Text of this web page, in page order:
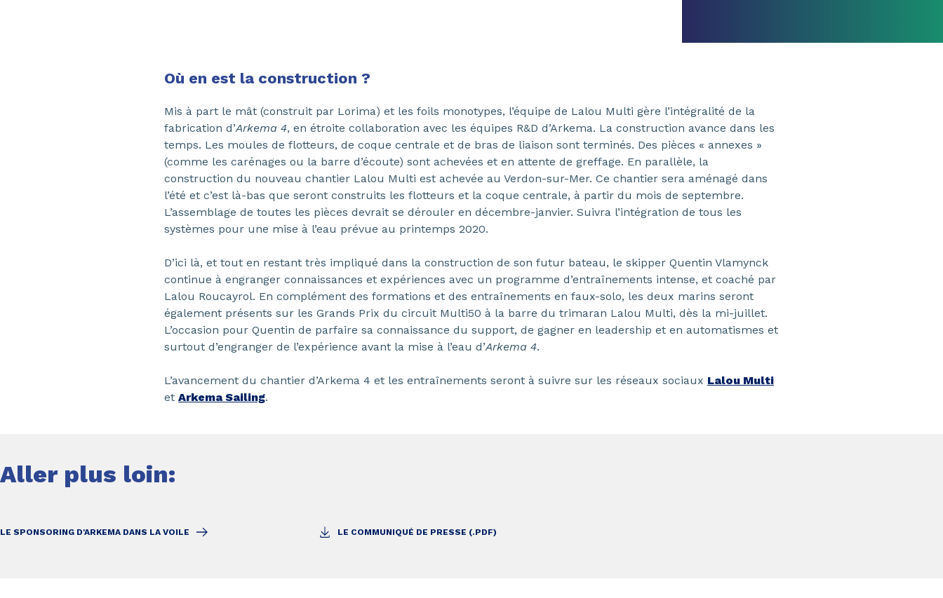
Où en est la construction ?
Mis à part le mât (construit par Lorima) et les foils monotypes, l’équipe de Lalou Multi gère l’intégralité de la
fabrication d’Arkema 4, en étroite collaboration avec les équipes R&D d’Arkema. La construction avance dans les
temps. Les moules de flotteurs, de coque centrale et de bras de liaison sont terminés. Des pièces « annexes »
(comme les carénages ou la barre d’écoute) sont achevées et en attente de greffage. En parallèle, la
construction du nouveau chantier Lalou Multi est achevée au Verdon-sur-Mer. Ce chantier sera aménagé dans
l’été et c’est là-bas que seront construits les flotteurs et la coque centrale, à partir du mois de septembre.
L’assemblage de toutes les pièces devrait se dérouler en décembre-janvier. Suivra l’intégration de tous les
systèmes pour une mise à l’eau prévue au printemps 2020.
D’ici là, et tout en restant très impliqué dans la construction de son futur bateau, le skipper Quentin Vlamynck
continue à engranger connaissances et expériences avec un programme d’entraînements intense, et coaché par
Lalou Roucayrol. En complément des formations et des entraînements en faux-solo, les deux marins seront
également présents sur les Grands Prix du circuit Multi50 à la barre du trimaran Lalou Multi, dès la mi-juillet.
L’occasion pour Quentin de parfaire sa connaissance du support, de gagner en leadership et en automatismes et
surtout d’engranger de l’expérience avant la mise à l’eau d’Arkema 4.
L’avancement du chantier d’Arkema 4 et les entraînements seront à suivre sur les réseaux sociaux Lalou Multi
et Arkema Sailing.
Aller plus loin:
LE SPONSORING D'ARKEMA DANS LA VOILE LE COMMUNIQUÉ DE PRESSE (.PDF)